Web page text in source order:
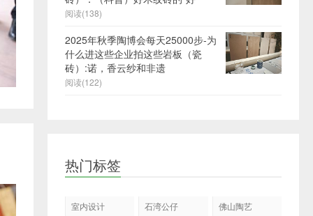
阅读(138)
2025年秋季陶博会每天25000步-为
什么进这些企业拍这些岩板（瓷
砖）:诺，香云纱和非遗
阅读(122)
热门标签
室内设计 石湾公仔
佛山陶艺